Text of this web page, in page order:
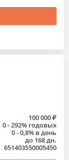
100 000 ₽
0 - 292% годовых
0 - 0,8% в день
до 168 дн.
651403550005450